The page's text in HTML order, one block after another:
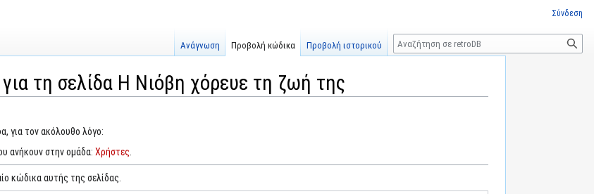
τη σελίδα Η Νιόβη χόρευε τη ζωή της
για τον ακόλουθο λόγο:
ανήκουν στην ομάδα: Χρήστες
κώδικα αυτής της σελίδας.
Σύνδεση
Ανάγνωση Προβολή κώδικα Προβολή ιστορικού
Αναζήτηση